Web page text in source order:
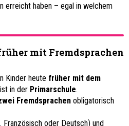
erreicht haben – egal in welchem
mit Fremdsprachen
Kinder heute früher mit dem
in der Primarschule.
Fremdsprachen obligatorisch
Französisch oder Deutsch) und